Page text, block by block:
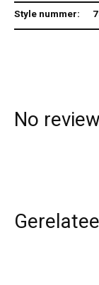
Style nummer:
No